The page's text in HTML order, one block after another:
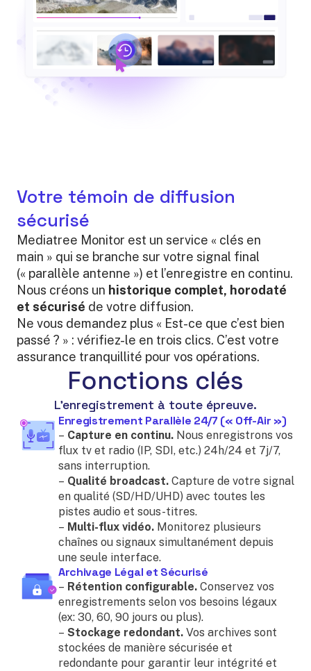
Votre témoin de diffusion
sécurisé
Mediatree Monitor est un service « clés en
main » qui se branche sur votre signal final
(« parallèle antenne ») et l’enregistre en continu.
Nous créons un historique complet, horodaté
et sécurisé de votre diffusion.
Ne vous demandez plus « Est-ce que c’est bien
passé ? » : vérifiez-le en trois clics. C’est votre
assurance tranquillité pour vos opérations.
Fonctions clés
L’enregistrement à toute épreuve.
Enregistrement Parallèle 24/7 (« Off-Air »)
– Capture en continu. Nous enregistrons vos
flux tv et radio (IP, SDI, etc.) 24h/24 et 7j/7,
sans interruption.
– Qualité broadcast. Capture de votre signal
en qualité (SD/HD/UHD) avec toutes les
pistes audio et sous-titres.
– Multi-flux vidéo. Monitorez plusieurs
chaînes ou signaux simultanément depuis
une seule interface.
Archivage Légal et Sécurisé
– Rétention configurable. Conservez vos
enregistrements selon vos besoins légaux
(ex: 30, 60, 90 jours ou plus).
– Stockage redondant. Vos archives sont
stockées de manière sécurisée et
redondante pour garantir leur intégrité et